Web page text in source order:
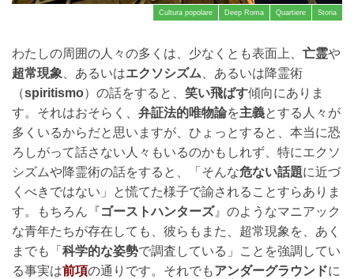
Cultura popolare Deep Roma Quartiere Storia
わたしの周囲の人々の多くは、少なくとも表面上、 亡霊や
超常現象 、あるいはエクソシズム 、あるいは降霊術
（spiritismo）の話をすると、 笑い飛ばす傾向にありま
す。それはおそらく、 弁証法的唯物論を主義とする人々が
多くいるからだと思いますが、ひょっとすると、本当に恐
ろしがって話さない人々もいるのかもしれず、特にエクソ
シズムや降霊術の話をすると、「そんな危ない話題に近づ
くべきではない」と慌てた様子で諭されることすらありま
す。もちろん『ゴーストハンターズ』のようなマニアック
な青年たちが存在しても、彼らもまた、超常現象を、あく
までも「 科学的な姿勢で調査している」ことを強調してい
る事実は前項の通りです。それでもアンダーグラウンドに